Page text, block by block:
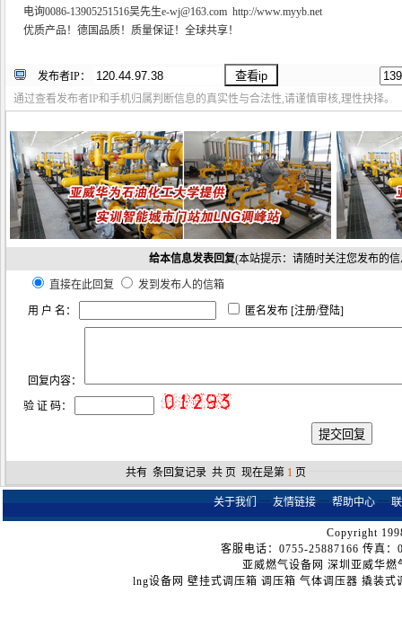
电询0086-13905251516吴先生e-wj@163.com http://www.myyb.net
优质产品！德国品质！质量保证！全球共享！
发布者IP：
通过查看发布者IP和手机归属判断信息的真实性与合法性,请谨慎审核,理性抉择。
给本信息发表回复(本站提示：请随时关注您发布的
直接在此回复 发到发布人的信箱
用 户 名： 匿名发布 [注册/登陆]
回复内容：
验 证 码：
共有 条回复记录 共 页 现在是第 1 页
关于我们 ┈ 友情链接 ┈ 帮助中心 ┈
Copyright
客服电话：0755-25887166 传真
亚威燃气设备网 深圳亚威华
lng设备网 壁挂式调压箱 调压箱 气体调压器 撬装式